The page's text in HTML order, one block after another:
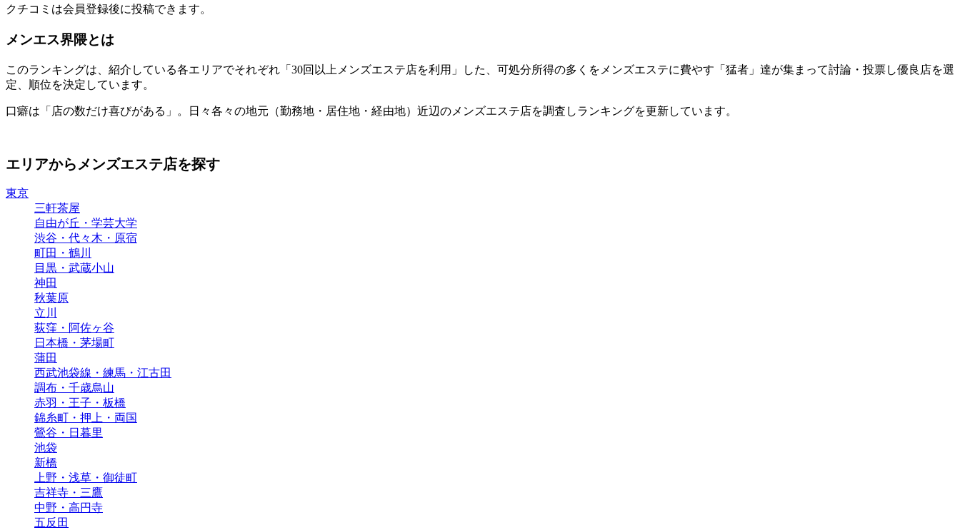
クチコミは会員登録後に投稿できます。
メンエス界隈とは
このランキングは、紹介している各エリアでそれぞれ「30回以上メンズエステ店を利用」した、可処分所得の多くをメンズエステに費やす「猛者」達が集まって討論・投票し優良店を選
定、順位を決定しています。
口癖は「店の数だけ喜びがある」。日々各々の地元（勤務地・居住地・経由地）近辺のメンズエステ店を調査しランキングを更新しています。
エリアからメンズエステ店を探す
東京
三軒茶屋
自由が丘・学芸大学
渋谷・代々木・原宿
町田・鶴川
目黒・武蔵小山
神田
秋葉原
立川
荻窪・阿佐ヶ谷
日本橋・茅場町
蒲田
西武池袋線・練馬・江古田
調布・千歳烏山
赤羽・王子・板橋
錦糸町・押上・両国
鶯谷・日暮里
池袋
新橋
上野・浅草・御徒町
吉祥寺・三鷹
中野・高円寺
五反田